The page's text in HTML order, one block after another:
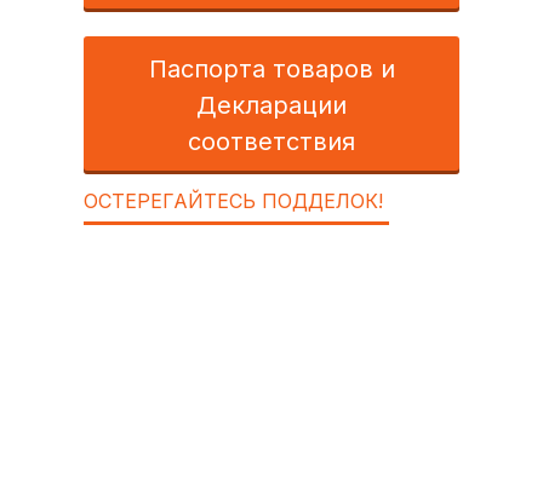
Паспорта товаров и
Декларации
соответствия
ОСТЕРЕГАЙТЕСЬ ПОДДЕЛОК!